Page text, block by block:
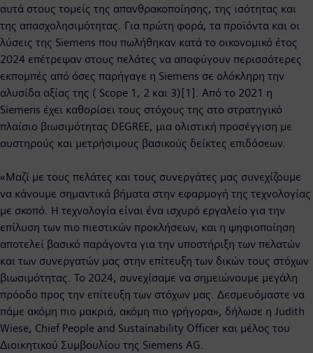
αυτά στους τομείς της απανθρακοποίησης, της ισότητας και
της απασχολησιμότητας. Για πρώτη φορά, τα προϊόντα και οι
λύσεις της Siemens που πωλήθηκαν κατά το οικονομικό έτος
2024 επέτρεψαν στους πελάτες να αποφύγουν περισσότερες
εκπομπές από όσες παρήγαγε η Siemens σε ολόκληρη την
αλυσίδα αξίας της ( Scope 1, 2 και 3)[1]. Από το 2021 η
Siemens έχει καθορίσει τους στόχους της στο στρατηγικό
πλαίσιο βιωσιμότητας DEGREE, μια ολιστική προσέγγιση με
αυστηρούς και μετρήσιμους βασικούς δείκτες επιδόσεων.
«Μαζί με τους πελάτες και τους συνεργάτες μας συνεχίζουμε
να κάνουμε σημαντικά βήματα στην εφαρμογή της τεχνολογίας
με σκοπό. Η τεχνολογία είναι ένα ισχυρό εργαλείο για την
επίλυση των πιο πιεστικών προκλήσεων, και η ψηφιοποίηση
αποτελεί βασικό παράγοντα για την υποστήριξη των πελατών
και των συνεργατών μας στην επίτευξη των δικών τους στόχων
βιωσιμότητας. Το 2024, συνεχίσαμε να σημειώνουμε μεγάλη
πρόοδο προς την επίτευξη των στόχων μας. Δεσμευόμαστε να
πάμε ακόμη πιο μακριά, ακόμη πιο γρήγορα», δήλωσε η Judith
Wiese, Chief People and Sustainability Officer και μέλος του
Διοικητικού Συμβουλίου της Siemens AG.